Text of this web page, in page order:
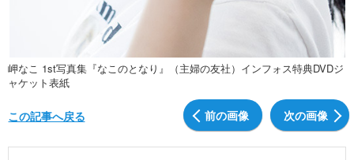
岬なこ 1st写真集『なこのとなり』（主婦の友社）インフォス特典DVDジ
ャケット表紙
前の画像 次の画像
この記事へ戻る